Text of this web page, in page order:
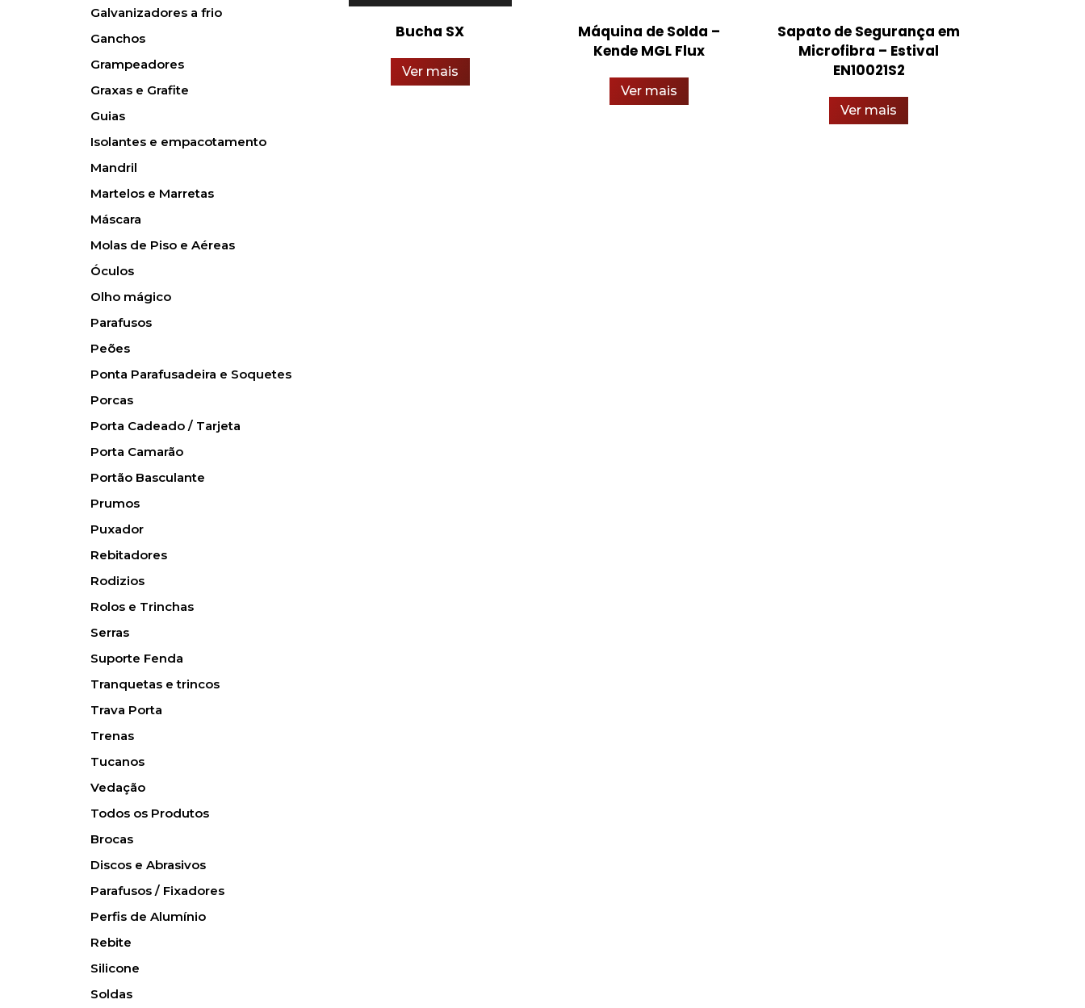
Galvanizadores a frio
Ganchos
Grampeadores
Graxas e Grafite
Guias
Isolantes e empacotamento
Mandril
Martelos e Marretas
Máscara
Molas de Piso e Aéreas
Óculos
Olho mágico
Parafusos
Peões
Ponta Parafusadeira e Soquetes
Porcas
Porta Cadeado / Tarjeta
Porta Camarão
Portão Basculante
Prumos
Puxador
Rebitadores
Rodizios
Rolos e Trinchas
Serras
Suporte Fenda
Tranquetas e trincos
Trava Porta
Trenas
Tucanos
Vedação
Todos os Produtos
Brocas
Discos e Abrasivos
Parafusos / Fixadores
Perfis de Alumínio
Rebite
Silicone
Soldas
Bucha SX
Ver mais
Máquina de Solda –
Kende MGL Flux
Ver mais
Sapato de Segurança em
Microfibra – Estival
EN10021S2
Ver mais